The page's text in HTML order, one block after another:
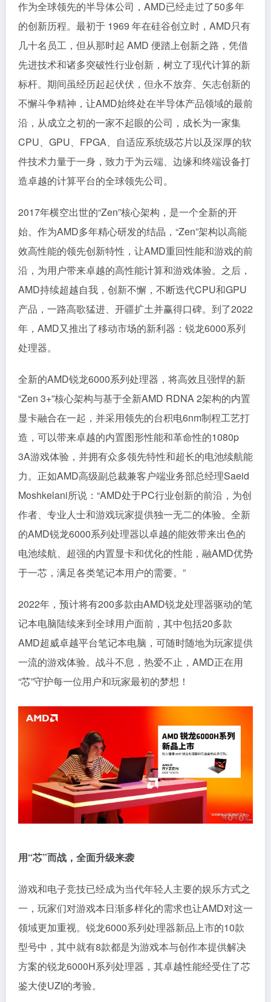
作为全球领先的半导体公司，AMD已经走过了50多年
的创新历程。最初于 1969 年在硅谷创立时，AMD只有
几十名员工，但从那时起 AMD 便踏上创新之路，凭借
先进技术和诸多突破性行业创新，树立了现代计算的新
标杆。期间虽经历起起伏伏，但永不放弃、矢志创新的
不懈斗争精神，让AMD始终处在半导体产品领域的最前
沿，从成立之初的一家不起眼的公司，成长为一家集
CPU、GPU、FPGA、自适应系统级芯片以及深厚的软
件技术力量于一身，致力于为云端、边缘和终端设备打
造卓越的计算平台的全球领先公司。
2017年横空出世的“Zen”核心架构，是一个全新的开
始。作为AMD多年精心研发的结晶，“Zen”架构以高能
效高性能的领先创新特性，让AMD重回性能和游戏的前
沿，为用户带来卓越的高性能计算和游戏体验。之后，
AMD持续超越自我，创新不懈，不断迭代CPU和GPU
产品，一路高歌猛进、开疆扩土并赢得口碑。到了2022
年，AMD又推出了移动市场的新利器：锐龙6000系列
处理器。
全新的AMD锐龙6000系列处理器，将高效且强悍的新
“Zen 3+”核心架构与基于全新AMD RDNA 2架构的内置
显卡融合在一起，并采用领先的台积电6nm制程工艺打
造，可以带来卓越的内置图形性能和革命性的1080p
3A游戏体验，并拥有众多领先特性和超长的电池续航能
力。正如AMD高级副总裁兼客户端业务部总经理Saeid
Moshkelani所说：“AMD处于PC行业创新的前沿，为创
作者、专业人士和游戏玩家提供独一无二的体验。全新
的AMD锐龙6000系列处理器以卓越的能效带来出色的
电池续航、超强的内置显卡和优化的性能，融AMD优势
于一芯，满足各类笔记本用户的需要。”
2022年，预计将有200多款由AMD锐龙处理器驱动的笔
记本电脑陆续来到全球用户面前，其中包括20多款
AMD超威卓越平台笔记本电脑，可随时随地为玩家提供
一流的游戏体验。战斗不息，热爱不止，AMD正在用
“芯”守护每一位用户和玩家最初的梦想！
用“芯”而战，全面升级来袭
游戏和电子竞技已经成为当代年轻人主要的娱乐方式之
一，玩家们对游戏本日渐多样化的需求也让AMD对这一
领域更加重视。锐龙6000系列处理器新品上市的10款
型号中，其中就有8款都是为游戏本与创作本提供解决
方案的锐龙6000H系列处理器，其卓越性能经受住了芯
鉴大使UZI的考验。